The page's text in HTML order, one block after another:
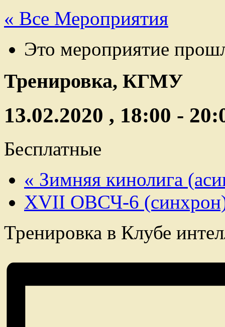
« Все Мероприятия
Это мероприятие
Тренировка, КГМУ
13.02.2020 , 18:00 -
Бесплатные
« Зимняя кинолига
XVII ОВСЧ-6
Тренировка в Клубе